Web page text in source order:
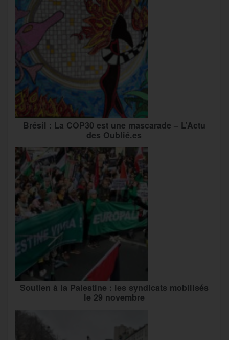
Brésil : La COP30 est une mascarade – L’Actu
des Oublié.es
Soutien à la Palestine : les syndicats mobilisés
le 29 novembre